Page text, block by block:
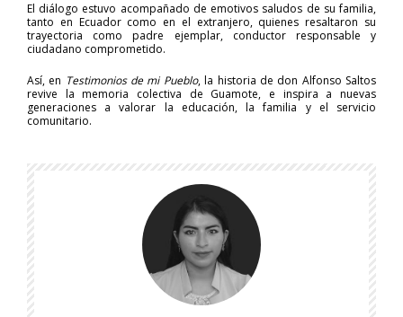
El diálogo estuvo acompañado de emotivos saludos de su familia,
tanto en Ecuador como en el extranjero, quienes resaltaron su
trayectoria como padre ejemplar, conductor responsable y
ciudadano comprometido.
Así, en Testimonios de mi Pueblo, la historia de don Alfonso Saltos
revive la memoria colectiva de Guamote, e inspira a nuevas
generaciones a valorar la educación, la familia y el servicio
comunitario.